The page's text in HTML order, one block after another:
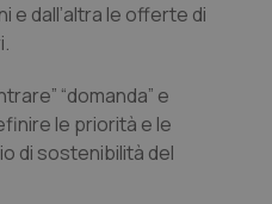
Ulcerosa
neurodegenerative
e dall’altra le offerte di
” “domanda” e
le priorità e le
di sostenibilità del